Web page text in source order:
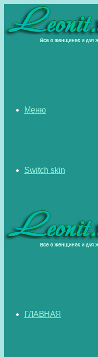
Меню
Switch skin
ГЛАВНАЯ